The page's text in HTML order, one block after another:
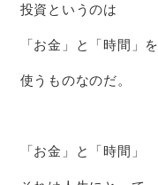
投資というのは
「お金」と「時間」を
使うものなのだ。
「お金」と「時間」